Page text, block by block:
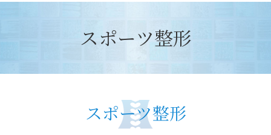
スポーツ整形
スポーツ整形